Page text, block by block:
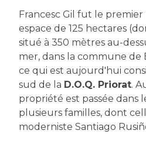
Francesc Gil fut le
espace de 125 hectares
situé à 350 mètres au-
mer, dans la commune
ce qui est aujourd'hui
sud de la D.O.Q. Priorat.
propriété est passée dans
plusieurs familles, dont
moderniste Santiago